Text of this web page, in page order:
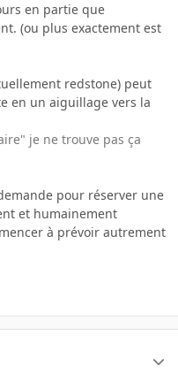
en partie que
(ou plus exactement est
redstone) peut
en un aiguillage vers la
je ne trouve pas ça
pour réserver une
et humainement
à prévoir autrement